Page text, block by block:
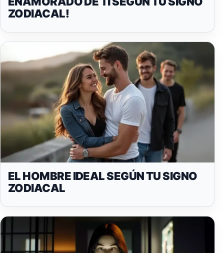
ZODIACAL!
EL HOMBRE IDEAL SEGÚN TU SIGNO
ZODIACAL